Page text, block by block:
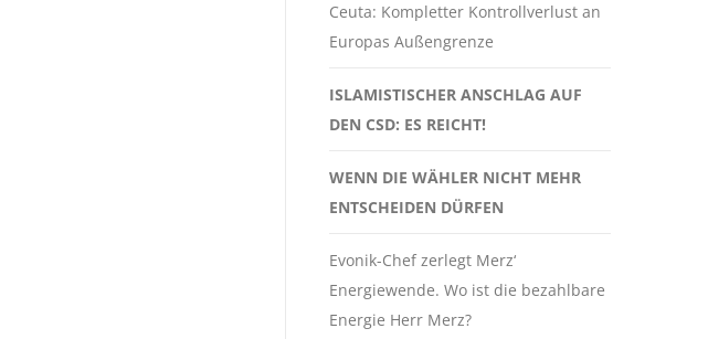
Ceuta: Kompletter Kontrollverlust an
Europas Außengrenze
ISLAMISTISCHER ANSCHLAG AUF
DEN CSD: ES REICHT!
WENN DIE WÄHLER NICHT MEHR
ENTSCHEIDEN DÜRFEN
Evonik-Chef zerlegt Merz‘
Energiewende. Wo ist die bezahlbare
Energie Herr Merz?